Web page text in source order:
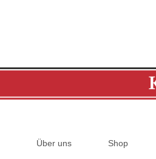
Über uns Shop